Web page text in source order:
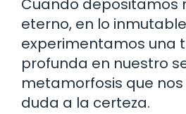
Cuando depositamos
eterno, en lo
experimentamos una
profunda en nuestro
metamorfosis que
duda a la certeza.